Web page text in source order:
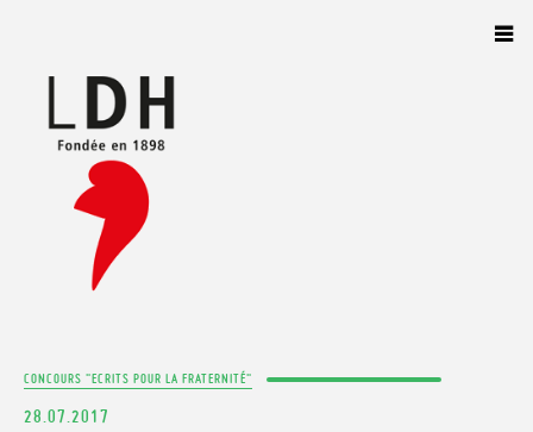
CONCOURS "ECRITS POUR LA FRATERNITÉ"
28.07.2017